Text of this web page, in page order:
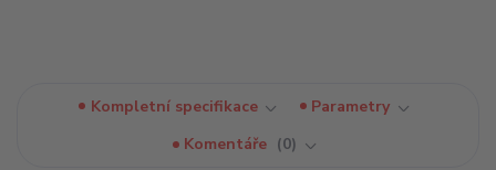
Kompletní specifikace
Parametry
Komentáře
0